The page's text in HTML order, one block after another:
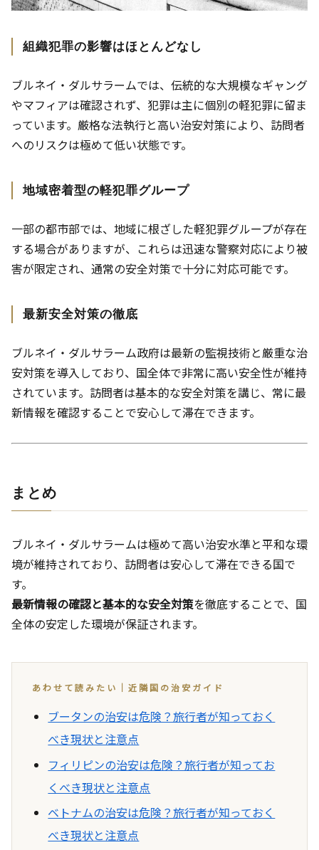
組織犯罪の影響はほとんどなし
ブルネイ・ダルサラームでは、伝統的な大規模なギャング
やマフィアは確認されず、犯罪は主に個別の軽犯罪に留ま
っています。厳格な法執行と高い治安対策により、訪問者
へのリスクは極めて低い状態です。
地域密着型の軽犯罪グループ
一部の都市部では、地域に根ざした軽犯罪グループが存在
する場合がありますが、これらは迅速な警察対応により被
害が限定され、通常の安全対策で十分に対応可能です。
最新安全対策の徹底
ブルネイ・ダルサラーム政府は最新の監視技術と厳重な治
安対策を導入しており、国全体で非常に高い安全性が維持
されています。訪問者は基本的な安全対策を講じ、常に最
新情報を確認することで安心して滞在できます。
まとめ
ブルネイ・ダルサラームは極めて高い治安水準と平和な環
境が維持されており、訪問者は安心して滞在できる国で
す。
最新情報の確認と基本的な安全対策を徹底することで、国
全体の安定した環境が保証されます。
あわせて読みたい｜近隣国の治安ガイド
ブータンの治安は危険？旅行者が知っておく
べき現状と注意点
フィリピンの治安は危険？旅行者が知ってお
くべき現状と注意点
ベトナムの治安は危険？旅行者が知っておく
べき現状と注意点